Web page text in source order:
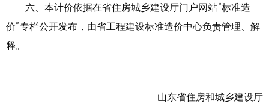
六、本计价依据在省住房城乡建设厅门户网站“标准造
价”专栏公开发布，由省工程建设标准造价中心负责管理、解
释。
山东省住房和城乡建设厅